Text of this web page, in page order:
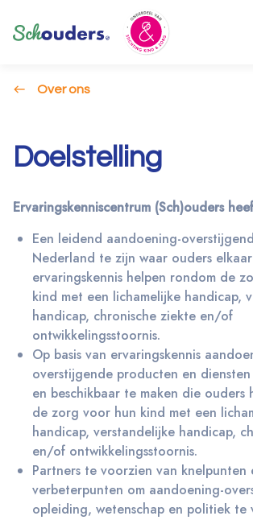
Over ons
Doelstelling
Ervaringskenniscentrum (Sch)ouders
Een leidend aandoening-
Nederland te zijn waar ouders
ervaringskennis helpen rondom de
kind met een lichamelijke handicap,
handicap, chronische ziekte en/of
ontwikkelingsstoornis.
Op basis van ervaringskennis
overstijgende producten en
en beschikbaar te maken die ouders
de zorg voor hun kind met een
handicap, verstandelijke handicap,
en/of ontwikkelingsstoornis.
Partners te voorzien van knelpunten
verbeterpunten om aandoening-
opleiding, wetenschap en politiek te